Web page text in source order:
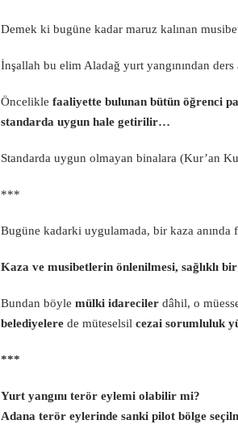
Demek ki bugüne kadar maruz kalınan
İnşallah bu elim Aladağ yurt yangınından ders
Öncelikle faaliyette bulunan bütün öğrenci
standarda uygun hale getirilir…
Standarda uygun olmayan binalara (Kur’an
***
Bugüne kadarki uygulamada, bir kaza
Kaza ve musibetlerin önlenilmesi, sağlıklı
Bundan böyle mülki idareciler dâhil, o
belediyelere de müteselsil cezai sorumluluk
***
Yurt yangını terör eylemi olabilir mi?
Adana terör eylerinde sanki pilot bölge